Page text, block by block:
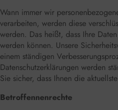
Wann immer wir
verarbeiten, werden diese
werden. Das heißt, dass Ihre
werden können. Unsere
einem ständigen
Datenschutzerklärungen werden
Sie sicher, dass Ihnen die
Betroffennenrechte